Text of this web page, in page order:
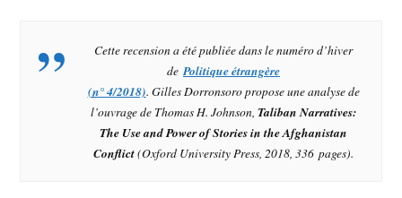
Cette recension a été publiée dans le numéro d’hiver
dePolitique étrangère
(n° 4/2018). Gilles Dorronsoro propose une analyse de
l’ouvrage de Thomas H. Johnson, Taliban Narratives:
The Use and Power of Stories in the Afghanistan
Conflict(Oxford University Press, 2018, 336 pages).